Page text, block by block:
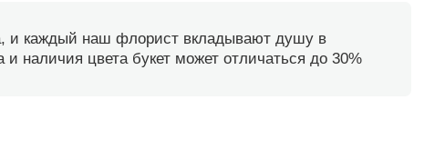
и каждый наш флорист вкладывают душу в
наличия цвета букет может отличаться до 30%